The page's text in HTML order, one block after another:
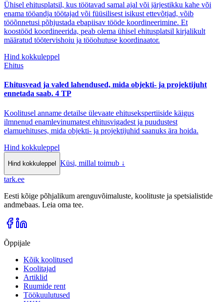
Ühisel ehitusplatsil, kus töötavad samal ajal või järjestikku kahe või
enama tööandja töötajad või füüsilisest isikust ettevõtjad, võib
tööõnnetusi põhjustada ebapiisav tööde koordineerimine. Et
koostööd koordineerida, peab olema ühisel ehitusplatsil kirjalikult
määratud töötervishoiu ja tööohutuse koordinaator.
Hind kokkuleppel
Ehitus
Ehitusvead ja valed lahendused, mida objekti- ja projektijuht
ennetada saab. 4 TP
Koolitusel anname detailse ülevaate ehitusekspertiiside käigus
ilmnenud enamlevinumatest ehitusvigadest ja puudustest
elamuehituses, mida objekti- ja projektijuhid saanuks ära hoida.
Hind kokkuleppel
Hind kokkuleppel Küsi, millal toimub ↓
tark.ee
Eesti kõige põhjalikum arenguvõimaluste, koolituste ja spetsialistide
andmebaas. Leia oma tee.
Õppijale
Kõik koolitused
Koolitajad
Artiklid
Ruumide rent
Töökuulutused